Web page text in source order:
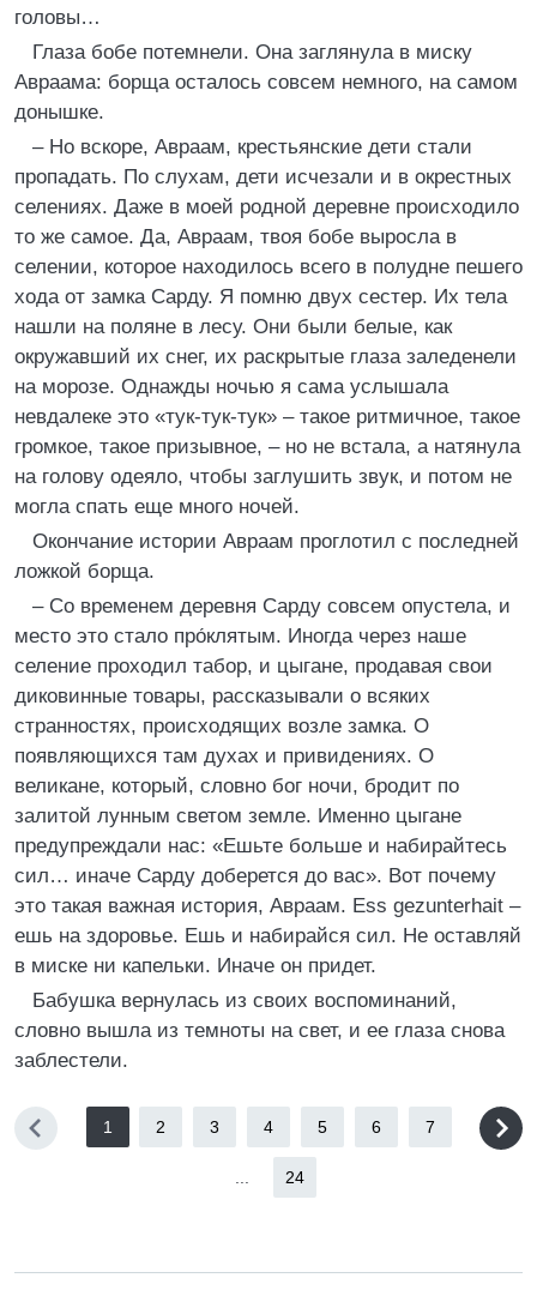
головы…
Глаза бобе потемнели. Она заглянула в миску
Авраама: борща осталось совсем немного, на самом
донышке.
– Но вскоре, Авраам, крестьянские дети стали
пропадать. По слухам, дети исчезали и в окрестных
селениях. Даже в моей родной деревне происходило
то же самое. Да, Авраам, твоя бобе выросла в
селении, которое находилось всего в полудне пешего
хода от замка Сарду. Я помню двух сестер. Их тела
нашли на поляне в лесу. Они были белые, как
окружавший их снег, их раскрытые глаза заледенели
на морозе. Однажды ночью я сама услышала
невдалеке это «тук-тук-тук» – такое ритмичное, такое
громкое, такое призывное, – но не встала, а натянула
на голову одеяло, чтобы заглушить звук, и потом не
могла спать еще много ночей.
Окончание истории Авраам проглотил с последней
ложкой борща.
– Со временем деревня Сарду совсем опустела, и
место это стало про́клятым. Иногда через наше
селение проходил табор, и цыгане, продавая свои
диковинные товары, рассказывали о всяких
странностях, происходящих возле замка. О
появляющихся там духах и привидениях. О
великане, который, словно бог ночи, бродит по
залитой лунным светом земле. Именно цыгане
предупреждали нас: «Ешьте больше и набирайтесь
сил… иначе Сарду доберется до вас». Вот почему
это такая важная история, Авраам. Ess gezunterhait –
ешь на здоровье. Ешь и набирайся сил. Не оставляй
в миске ни капельки. Иначе он придет.
Бабушка вернулась из своих воспоминаний,
словно вышла из темноты на свет, и ее глаза снова
заблестели.
1 2 3 4 5 6 7
24